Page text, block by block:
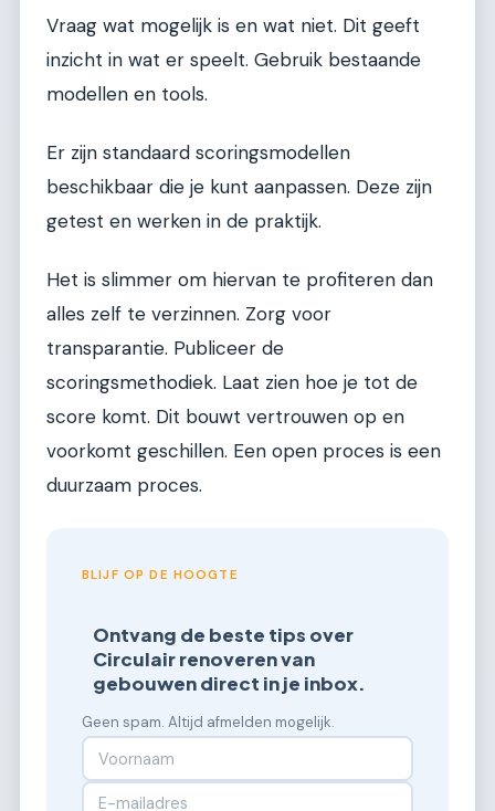
Vraag wat mogelijk is en wat niet. Dit geeft
inzicht in wat er speelt. Gebruik bestaande
modellen en tools.
Er zijn standaard scoringsmodellen
beschikbaar die je kunt aanpassen. Deze zijn
getest en werken in de praktijk.
Het is slimmer om hiervan te profiteren dan
alles zelf te verzinnen. Zorg voor
transparantie. Publiceer de
scoringsmethodiek. Laat zien hoe je tot de
score komt. Dit bouwt vertrouwen op en
voorkomt geschillen. Een open proces is een
duurzaam proces.
BLIJF OP DE HOOGTE
Ontvang de beste tips over
Circulair renoveren van
gebouwen direct in je inbox.
Geen spam. Altijd afmelden mogelijk.